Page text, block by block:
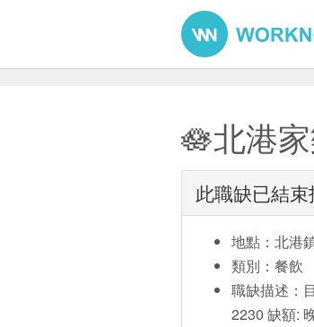
🪷北港
此職缺已結束
地點：北港
類別：餐飲
職缺描述：
2230 缺額: